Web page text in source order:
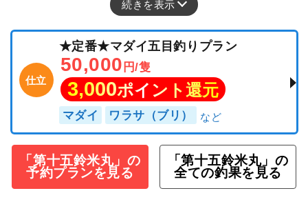
続きを表示
仕立
★定番★マダイ五目釣りプラン
50,000 円/隻
3,000ポイント還元
マダイ ワラサ（ブリ）
「第十五鈴米丸」の
予約プランを見る
「第十五鈴米丸」の
全ての釣果を見る